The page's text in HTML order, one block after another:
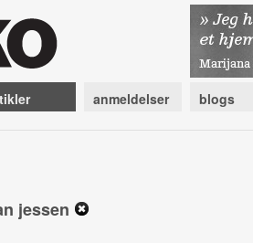
anmeldelser blogs
jessen